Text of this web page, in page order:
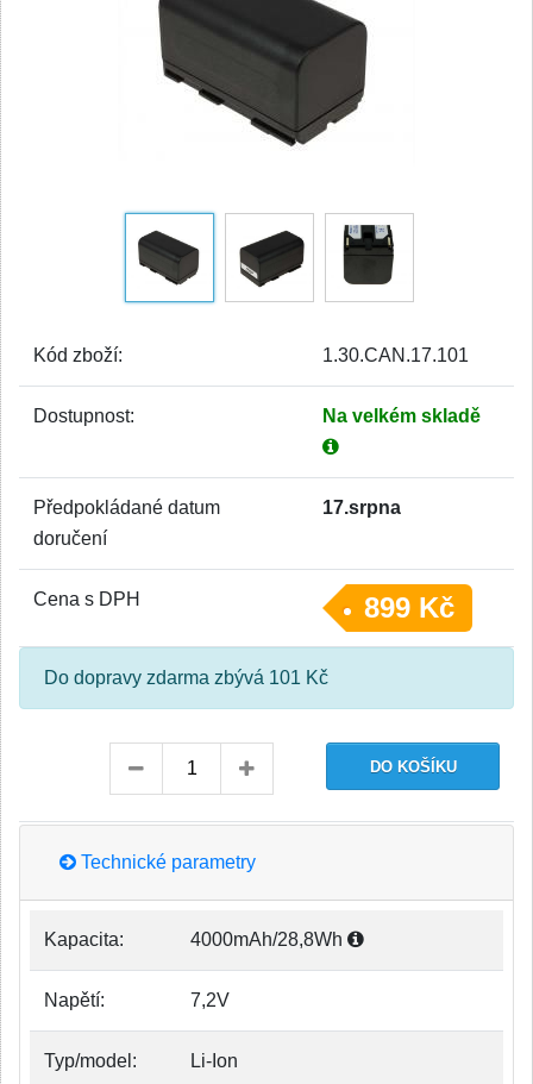
Kód zboží: 1.30.CAN.17.101
Dostupnost: Na velkém skladě
Předpokládané datum
doručení
17.srpna
Cena s DPH 899 Kč
Do dopravy zdarma zbývá 101 Kč
Technické parametry
Kapacita: 4000mAh/28,8Wh
Napětí: 7,2V
Typ/model: Li-Ion